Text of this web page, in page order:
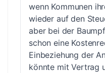
wenn Kommunen
wieder auf den
aber bei der
schon eine
Einbeziehung der
könnte mit Vertrag